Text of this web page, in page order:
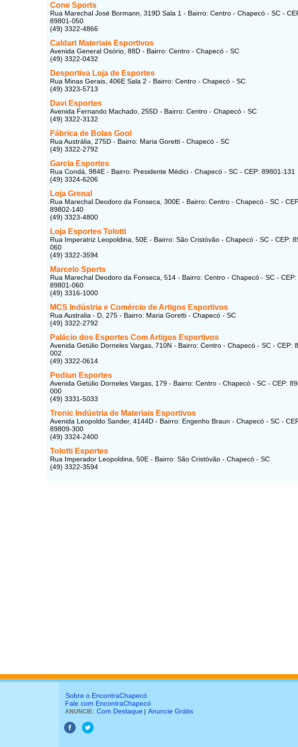
Cone Sports
Rua Marechal José Bormann, 319D Sala 1 - Bairro: Centro - Chapecó - SC -
89801-050
(49) 3322-4866
Caldart Materiais Esportivos
Avenida General Osório, 88D - Bairro: Centro - Chapecó - SC
(49) 3322-0432
Desportiva Loja de Esportes
Rua Minas Gerais, 406E Sala 2 - Bairro: Centro - Chapecó - SC
(49) 3323-5713
Davi Esportes
Avenida Fernando Machado, 255D - Bairro: Centro - Chapecó - SC
(49) 3322-3132
Fábrica de Bolas Gool
Rua Austrália, 275D - Bairro: Maria Goretti - Chapecó - SC
(49) 3322-2792
Garcia Esportes
Rua Condá, 984E - Bairro: Presidente Médici - Chapecó - SC - CEP: 89801-131
(49) 3324-6206
Loja Grenal
Rua Marechal Deodoro da Fonseca, 300E - Bairro: Centro - Chapecó - SC -
89802-140
(49) 3323-4800
Loja Esportes Tolotti
Rua Imperatriz Leopoldina, 50E - Bairro: São Cristóvão - Chapecó - SC - CEP:
060
(49) 3322-3594
Marcelo Sports
Rua Marechal Deodoro da Fonseca, 514 - Bairro: Centro - Chapecó - SC - CEP:
89801-060
(49) 3316-1000
MCS Indústria e Comércio de Artigos Esportivos
Rua Australia - D, 275 - Bairro: Maria Goretti - Chapecó - SC
(49) 3322-2792
Palácio dos Esportes Com Artigos Esportivos
Avenida Getúlio Dorneles Vargas, 710N - Bairro: Centro - Chapecó - SC - CEP:
002
(49) 3322-0614
Podiun Esportes
Avenida Getúlio Dorneles Vargas, 179 - Bairro: Centro - Chapecó - SC - CEP:
000
(49) 3331-5033
Tronic Indústria de Materiais Esportivos
Avenida Leopoldo Sander, 4144D - Bairro: Engenho Braun - Chapecó - SC -
89809-300
(49) 3324-2400
Tolotti Esportes
Rua Imperador Leopoldina, 50E - Bairro: São Cristóvão - Chapecó - SC
(49) 3322-3594
Sobre o EncontraChapecó
Fale com EncontraChapecó
ANUNCIE: Com Destaque Anuncie Grátis